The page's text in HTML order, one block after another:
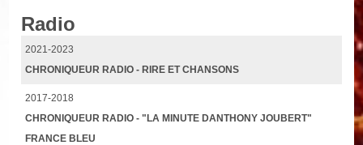
Radio
2021-2023
CHRONIQUEUR RADIO - RIRE ET CHANSONS
2017-2018
CHRONIQUEUR RADIO - "LA MINUTE DANTHONY JOUBERT"
FRANCE BLEU